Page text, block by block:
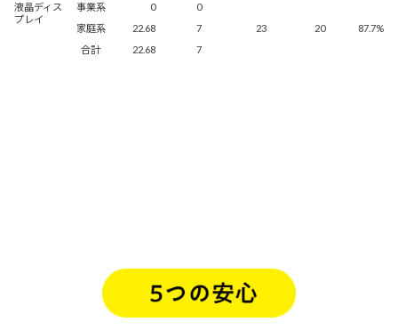
液晶ディス
プレイ
事業系 0
0
23
20 87.7%
家庭系 22.68
7
合計
22.68 7